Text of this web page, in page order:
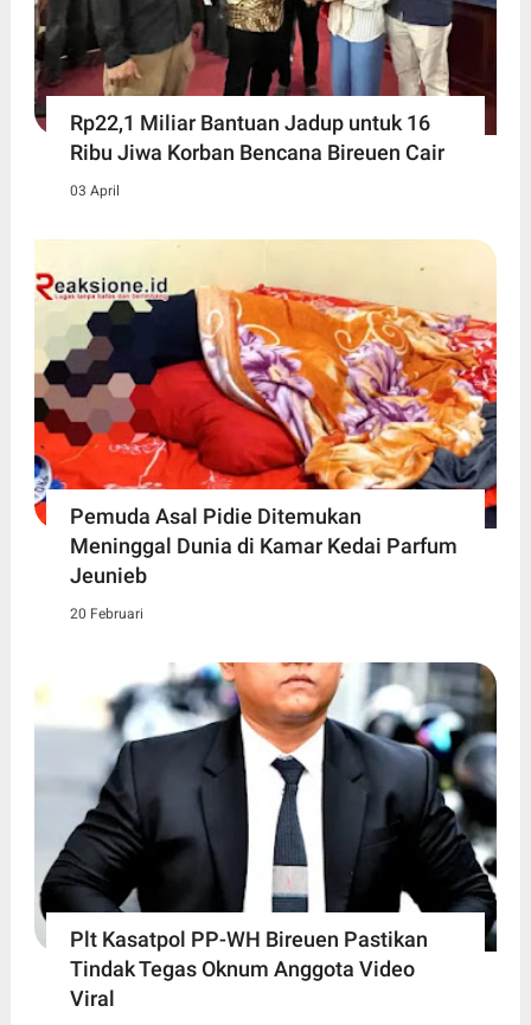
Rp22,1 Miliar Bantuan Jadup untuk 16
Ribu Jiwa Korban Bencana Bireuen Cair
03 April
Pemuda Asal Pidie Ditemukan
Meninggal Dunia di Kamar Kedai Parfum
Jeunieb
20 Februari
Plt Kasatpol PP-WH Bireuen Pastikan
Tindak Tegas Oknum Anggota Video
Viral